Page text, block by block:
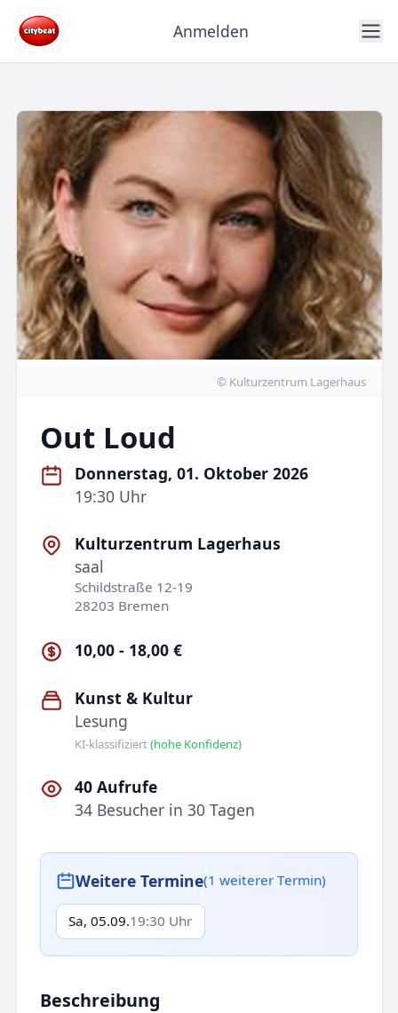
Anmelden
© Kulturzentrum Lagerhaus
Out Loud
Donnerstag, 01. Oktober 2026
19:30 Uhr
Kulturzentrum Lagerhaus
saal
Schildstraße 12-19
28203 Bremen
10,00 - 18,00 €
Kunst & Kultur
Lesung
KI-klassifiziert(hohe Konfidenz)
40 Aufrufe
34 Besucher in 30 Tagen
Weitere Termine(1 weiterer Termin)
Sa, 05.09.19:30 Uhr
Beschreibung